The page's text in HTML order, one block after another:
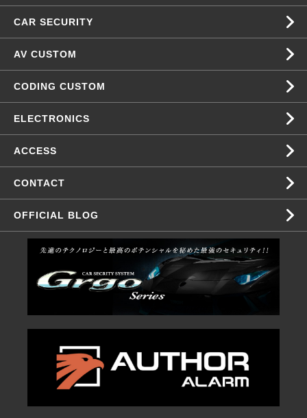
CAR SECURITY
AV CUSTOM
CODING CUSTOM
ELECTRONICS
ACCESS
CONTACT
OFFICIAL BLOG